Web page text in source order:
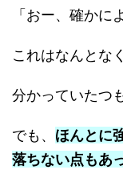
「おー、確かに
これはなんとな
分かっていたつ
でも、 ほんとに
落ちない点もあ